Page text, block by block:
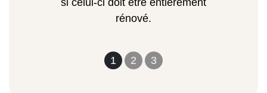
1 2 3
si celui-ci doit être entièrement
rénové.